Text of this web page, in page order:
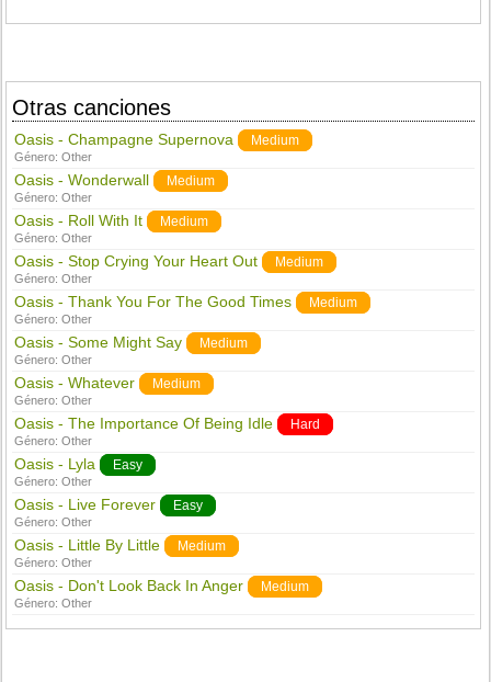
Otras canciones
Oasis - Champagne Supernova Medium
Género:Other
Oasis - Wonderwall Medium
Género:Other
Oasis - Roll With It Medium
Género:Other
Oasis - Stop Crying Your Heart Out Medium
Género:Other
Oasis - Thank You For The Good Times Medium
Género:Other
Oasis - Some Might Say Medium
Género:Other
Oasis - Whatever Medium
Género:Other
Oasis - The Importance Of Being Idle Hard
Género:Other
Oasis - Lyla Easy
Género:Other
Oasis - Live Forever Easy
Género:Other
Oasis - Little By Little Medium
Género:Other
Oasis - Don't Look Back In Anger Medium
Género:Other